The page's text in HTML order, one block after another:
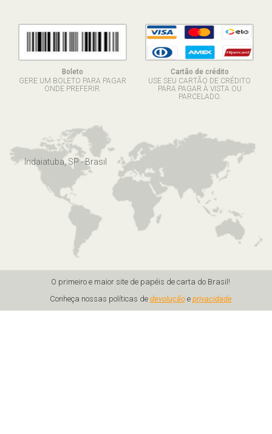
Boleto
GERE UM BOLETO PARA PAGAR
ONDE PREFERIR.
Cartão de crédito
USE SEU CARTÃO DE CRÉDITO
PARA PAGAR À VISTA OU
PARCELADO.
Indaiatuba, SP - Brasil
O primeiro e maior site de papéis de carta do Brasil!
Conheça nossas políticas de devoluçãoe privacidade